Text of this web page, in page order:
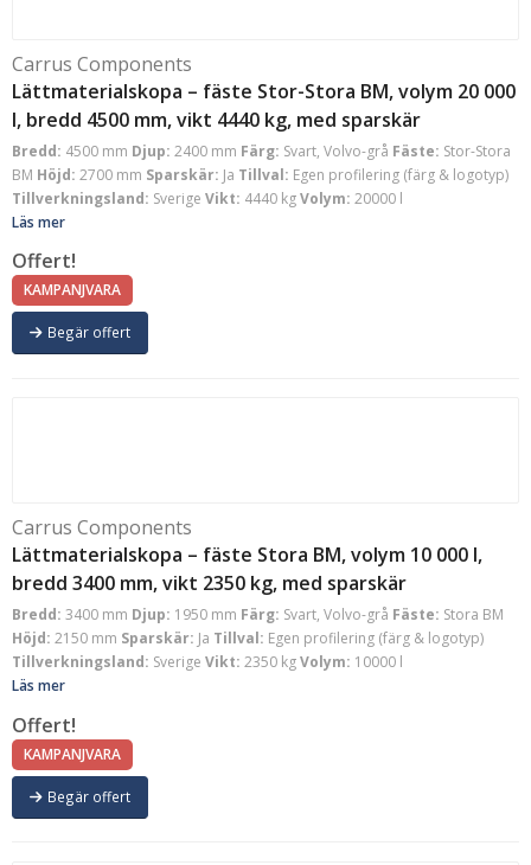
Carrus Components
Lättmaterialskopa – fäste Stor-Stora BM, volym 20 000
l, bredd 4500 mm, vikt 4440 kg, med sparskär
Bredd: 4500 mm Djup: 2400 mm Färg: Svart, Volvo-grå Fäste: Stor-Stora
BM Höjd: 2700 mm Sparskär: Ja Tillval: Egen profilering (färg & logotyp)
Tillverkningsland: Sverige Vikt: 4440 kgVolym: 20000 l
Läs mer
Offert!
KAMPANJVARA
Begär offert
Carrus Components
Lättmaterialskopa – fäste Stora BM, volym 10 000 l,
bredd 3400 mm, vikt 2350 kg, med sparskär
Bredd: 3400 mm Djup: 1950 mm Färg: Svart, Volvo-grå Fäste: Stora BM
Höjd: 2150 mm Sparskär: Ja Tillval: Egen profilering (färg & logotyp)
Tillverkningsland: Sverige Vikt: 2350 kgVolym: 10000 l
Läs mer
Offert!
KAMPANJVARA
Begär offert